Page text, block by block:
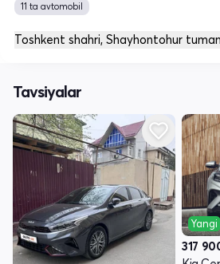
11 ta avtomobil
Toshkent shahri, Shayhontohur
Tavsiyalar
Yangi
317